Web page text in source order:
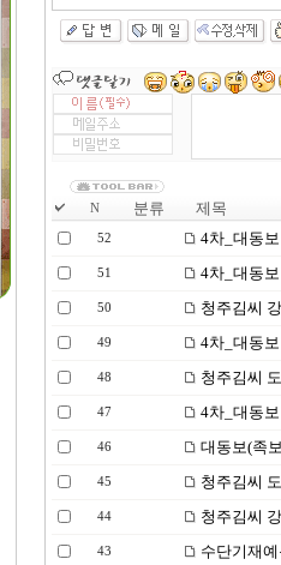
N 분류 제목
52 4차_대동
51 4차_대동
50 청주김씨
49 4차_대동
48 청주김씨
47 4차_대동
46 대동보(족
45 청주김씨
44 청주김씨
43 수단기재